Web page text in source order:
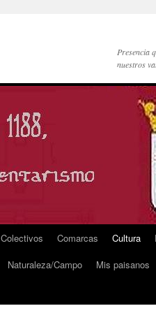
Presencia
nuestros
Colectivos Comarcas Cultura
Naturaleza/Campo Mis paisanos